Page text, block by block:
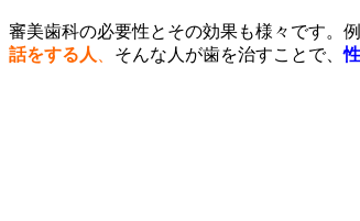
審美歯科の必要性とその効果も様々です。例
話をする人
そんな人が歯を治すことで、